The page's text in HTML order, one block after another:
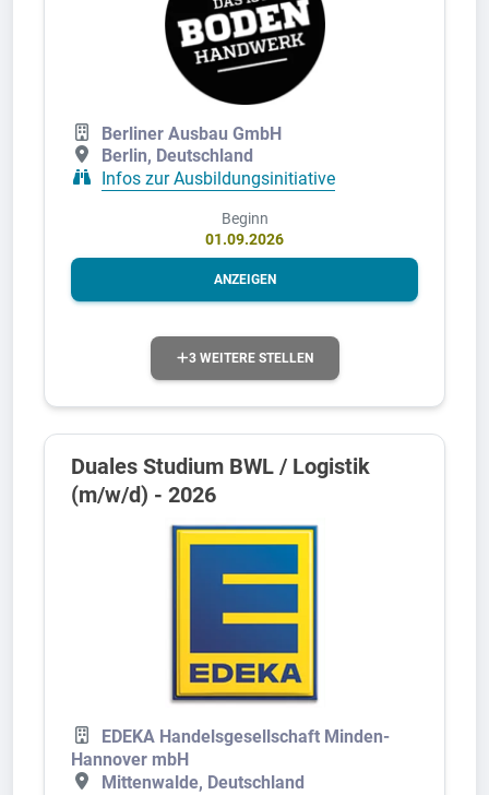
Berliner Ausbau GmbH
Berlin, Deutschland
Infos zur Ausbildungsinitiative
Beginn
01.09.2026
ANZEIGEN
3 WEITERE STELLEN
Duales Studium BWL / Logistik
(m/w/d) - 2026
EDEKA Handelsgesellschaft Minden-
Hannover mbH
Mittenwalde, Deutschland